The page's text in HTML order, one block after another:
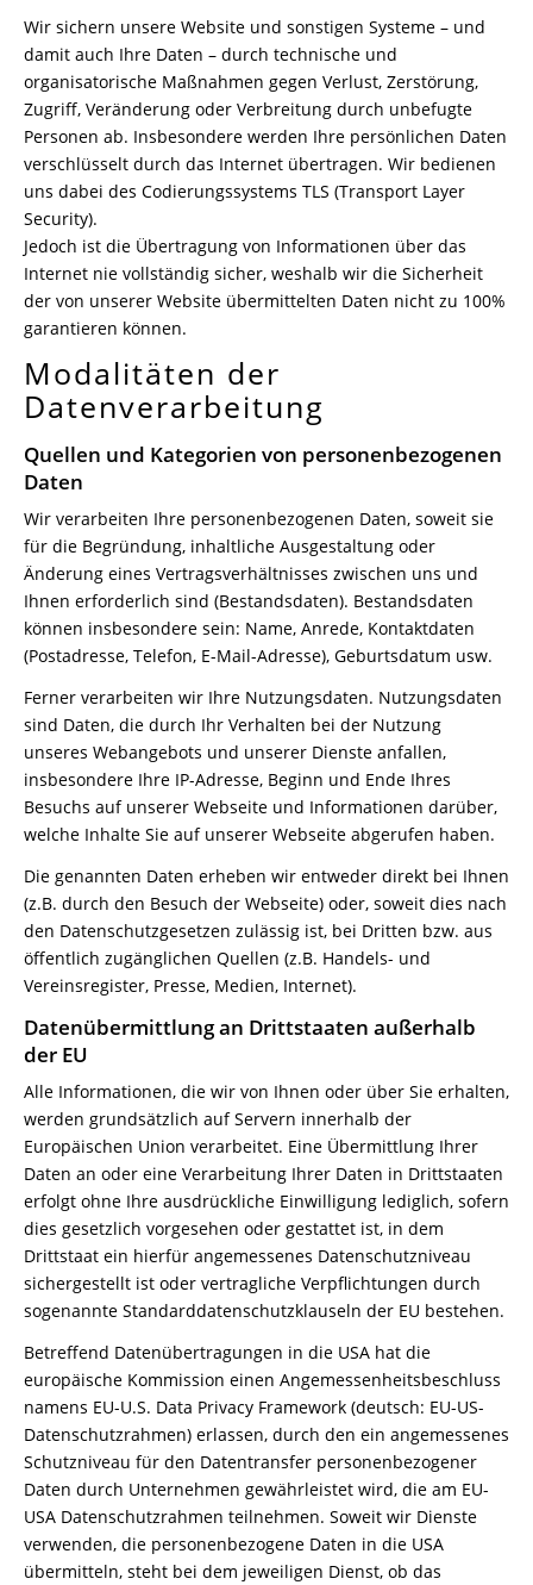
Wir sichern unsere Website und sonstigen Systeme – und
damit auch Ihre Daten – durch technische und
organisatorische Maßnahmen gegen Verlust, Zerstörung,
Zugriff, Veränderung oder Verbreitung durch unbefugte
Personen ab. Insbesondere werden Ihre persönlichen Daten
verschlüsselt durch das Internet übertragen. Wir bedienen
uns dabei des Codierungssystems TLS (Transport Layer
Security).
Jedoch ist die Übertragung von Informationen über das
Internet nie vollständig sicher, weshalb wir die Sicherheit
der von unserer Website übermittelten Daten nicht zu 100%
garantieren können.
Modalitäten der
Datenverarbeitung
Quellen und Kategorien von personenbezogenen
Daten
Wir verarbeiten Ihre personenbezogenen Daten, soweit sie
für die Begründung, inhaltliche Ausgestaltung oder
Änderung eines Vertragsverhältnisses zwischen uns und
Ihnen erforderlich sind (Bestandsdaten). Bestandsdaten
können insbesondere sein: Name, Anrede, Kontaktdaten
(Postadresse, Telefon, E-Mail-Adresse), Geburtsdatum usw.
Ferner verarbeiten wir Ihre Nutzungsdaten. Nutzungsdaten
sind Daten, die durch Ihr Verhalten bei der Nutzung
unseres Webangebots und unserer Dienste anfallen,
insbesondere Ihre IP-Adresse, Beginn und Ende Ihres
Besuchs auf unserer Webseite und Informationen darüber,
welche Inhalte Sie auf unserer Webseite abgerufen haben.
Die genannten Daten erheben wir entweder direkt bei Ihnen
(z.B. durch den Besuch der Webseite) oder, soweit dies nach
den Datenschutzgesetzen zulässig ist, bei Dritten bzw. aus
öffentlich zugänglichen Quellen (z.B. Handels- und
Vereinsregister, Presse, Medien, Internet).
Datenübermittlung an Drittstaaten außerhalb
der EU
Alle Informationen, die wir von Ihnen oder über Sie erhalten,
werden grundsätzlich auf Servern innerhalb der
Europäischen Union verarbeitet. Eine Übermittlung Ihrer
Daten an oder eine Verarbeitung Ihrer Daten in Drittstaaten
erfolgt ohne Ihre ausdrückliche Einwilligung lediglich, sofern
dies gesetzlich vorgesehen oder gestattet ist, in dem
Drittstaat ein hierfür angemessenes Datenschutzniveau
sichergestellt ist oder vertragliche Verpflichtungen durch
sogenannte Standarddatenschutzklauseln der EU bestehen.
Betreffend Datenübertragungen in die USA hat die
europäische Kommission einen Angemessenheitsbeschluss
namens EU-U.S. Data Privacy Framework (deutsch: EU-US-
Datenschutzrahmen) erlassen, durch den ein angemessenes
Schutzniveau für den Datentransfer personenbezogener
Daten durch Unternehmen gewährleistet wird, die am EU-
USA Datenschutzrahmen teilnehmen. Soweit wir Dienste
verwenden, die personenbezogene Daten in die USA
übermitteln, steht bei dem jeweiligen Dienst, ob das